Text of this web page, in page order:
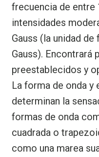
frecuencia de entre
intensidades
Gauss (la unidad
Gauss). Encontrará
preestablecidos y
La forma de onda y
determinan la
formas de onda
cuadrada o
como una marea